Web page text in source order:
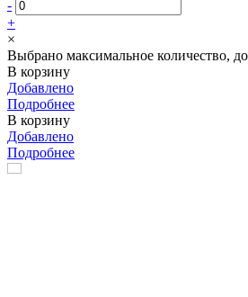
-
+
×
Выбрано максимальное количество,
В корзину
Добавлено
Подробнее
В корзину
Добавлено
Подробнее